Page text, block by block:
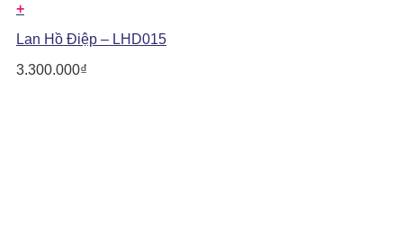
+
Lan Hồ Điệp – LHD015
3.300.000₫